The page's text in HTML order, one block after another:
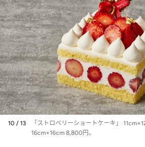
10 / 13
「ストロベリーショートケーキ」
16cm×16cm 8,800円。